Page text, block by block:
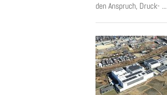
den Anspruch, Druck- ...